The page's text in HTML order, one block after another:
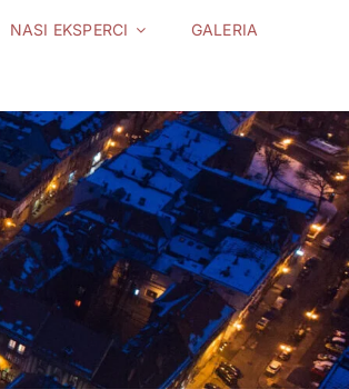
NASI EKSPERCI GALERIA